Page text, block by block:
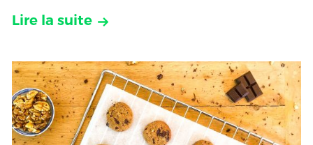
Lire la suite